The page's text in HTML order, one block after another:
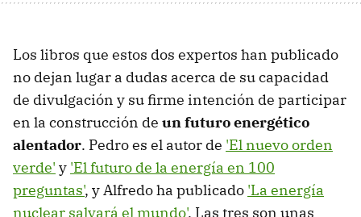
Los libros que estos dos expertos han publicado
no dejan lugar a dudas acerca de su capacidad
de divulgación y su firme intención de participar
en la construcción de un futuro energético
alentador. Pedro es el autor de 'El nuevo orden
verde' y 'El futuro de la energía en 100
preguntas', y Alfredo ha publicado 'La energía
nuclear salvará el mundo'. Las tres son unas